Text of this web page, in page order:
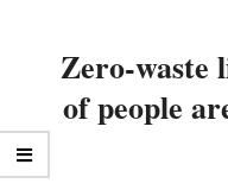
Zero-waste
of people